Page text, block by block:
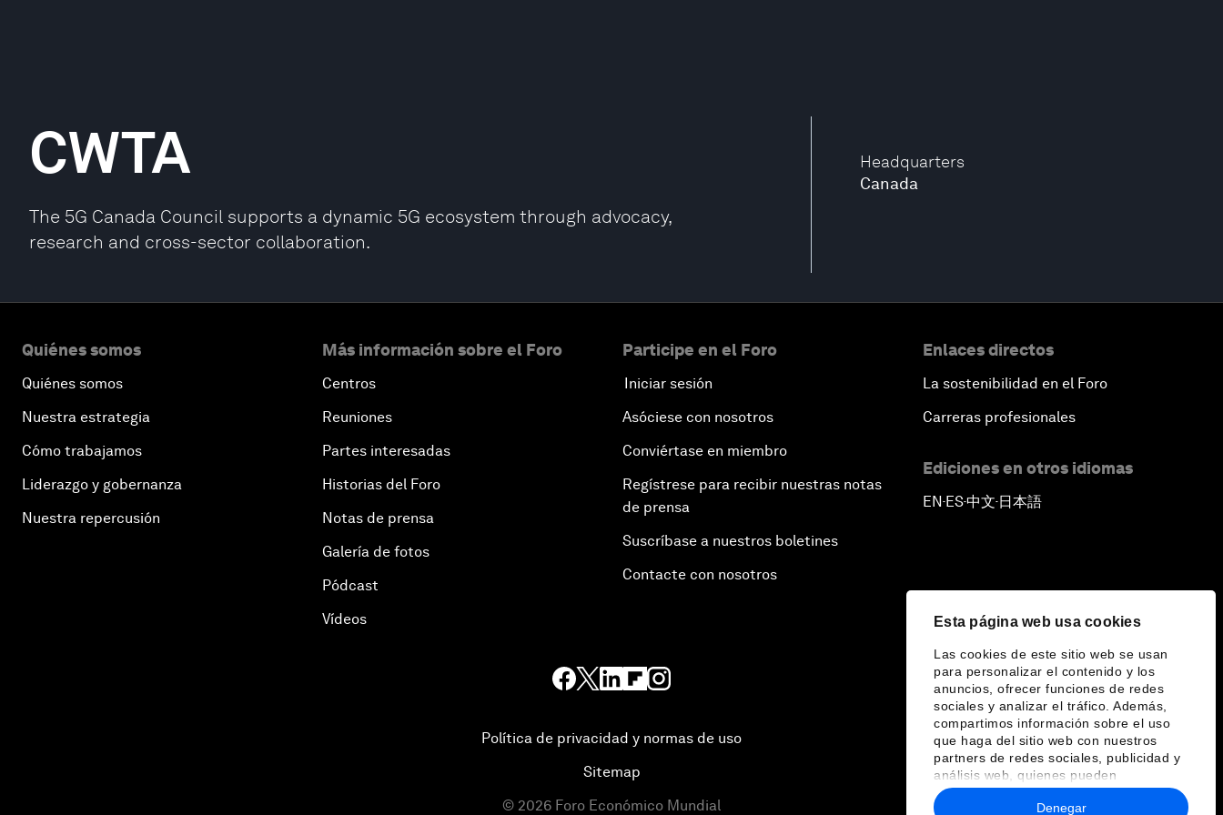
Esta página web usa cookies
Las cookies de este sitio web se usan
para personalizar el contenido y los
anuncios, ofrecer funciones de redes
sociales y analizar el tráfico. Además,
compartimos información sobre el uso
que haga del sitio web con nuestros
partners de redes sociales, publicidad y
análisis web, quienes pueden
combinarla con otra información que les
haya proporcionado o que hayan
Denegar
Headquarters
Canada
CWTA
The 5G Canada Council supports a dynamic 5G ecosystem through advocacy,
research and cross-sector collaboration.
Quiénes somos
Quiénes somos
Nuestra estrategia
Cómo trabajamos
Liderazgo y gobernanza
Nuestra repercusión
Más información sobre el Foro
Centros
Reuniones
Partes interesadas
Historias del Foro
Notas de prensa
Galería de fotos
Pódcast
Vídeos
Participe en el Foro
Iniciar sesión
Asóciese con nosotros
Conviértase en miembro
Regístrese para recibir nuestras notas
de prensa
Suscríbase a nuestros boletines
Contacte con nosotros
Enlaces directos
La sostenibilidad en el Foro
Carreras profesionales
Ediciones en otros idiomas
EN▪ES▪中文▪ 日本語
Política de privacidad y normas de uso
Sitemap
© 2026 Foro Económico Mundial